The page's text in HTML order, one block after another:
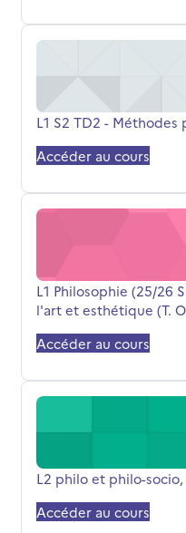
L1 S2 TD2 - Méthodes
Nom du cours
L1 S2 TD2 -
Accéder au cours
L1 Philosophie (25/26
Nom du cours
L1 Philosophie (25/26
l'art et esthétique (T.
Accéder au cours
L2 philo et philo-socio,
Nom du cours
L2 philo et philo-
Accéder au cours